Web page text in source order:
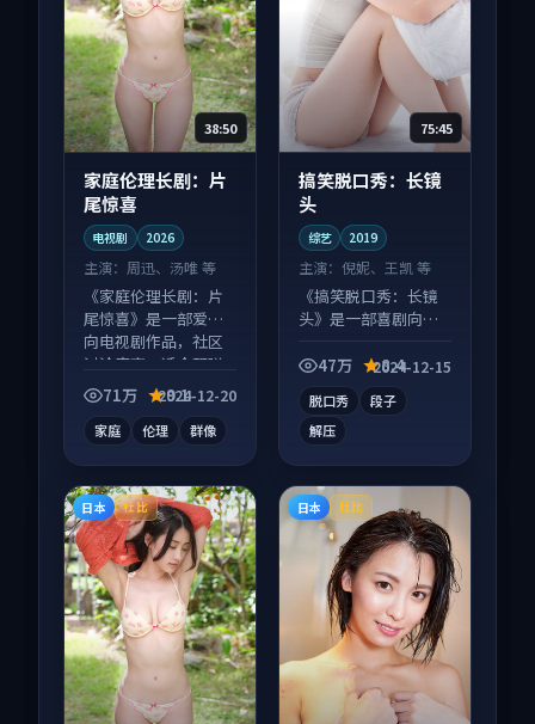
38:50
家庭伦理长剧：片
尾惊喜
电视剧 2026
主演： 周迅、汤唯 等
《家庭伦理长剧：片
尾惊喜》是一部爱情
向电视剧作品，社区
讨论度高，适合配弹
幕观看。
71万 9.1
2024-12-20
家庭 伦理 群像
75:45
搞笑脱口秀：长镜
头
综艺 2019
主演：倪妮、王凯 等
《搞笑脱口秀：长镜
头》是一部喜剧向综
为内核，情感戏份扎
47万 8.4
2024-12-15
脱口秀
段子
解压
日本 杜比 日本 杜比